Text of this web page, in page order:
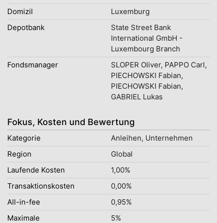
Domizil
Luxemburg
Depotbank
State Street Bank
International GmbH -
Luxembourg Branch
Fondsmanager
SLOPER Oliver, PAPPO Carl,
PIECHOWSKI Fabian,
PIECHOWSKI Fabian,
GABRIEL Lukas
Fokus, Kosten und Bewertung
Kategorie
Anleihen, Unternehmen
Region
Global
Laufende Kosten
1,00%
Transaktionskosten
0,00%
All-in-fee
0,95%
Maximale
5%